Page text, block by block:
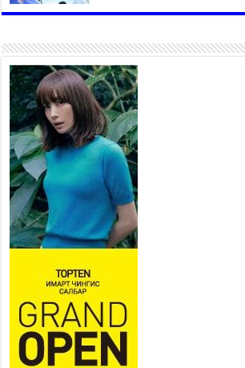
2026 оны 7 сар 21 / 10 цаг 15 минут
НИЙСЛЭЛ, АЙМГИЙН
УДИРДЛАГУУДЫН АЖЛЫГ
ХҮНД СУРТЛЫГ БУУРУУЛЖ,
ИРГЭД, АЖ АХУЙН НЭГЖИЙН
АЧААГ ХЭРХЭН ХӨНГӨЛСНӨӨР ДҮГНЭНЭ
2026 оны 7 сар 21 / 10 цаг 09 минут
Байнгын хорооны дарга
М.Мандхай Цөлжилттэй
тэмцэх тухай НҮБ-ын
конвенцын талуудын 17 дугаар
бага хурал (СОР17)-ын бэлтгэл ажлын явцтай
танилцлаа
2026 оны 7 сар 21 / 10 цаг 03 минут
Б.Пүрэвдагва: Бүтээн байгуулалтын аливаа
ажил инженерийн хангамжийн байгууллагуудын
уялдаа холбоогүйгээс саатах ёсгүй
2026 оны 7 сар 20 / 17 цаг 21 минут